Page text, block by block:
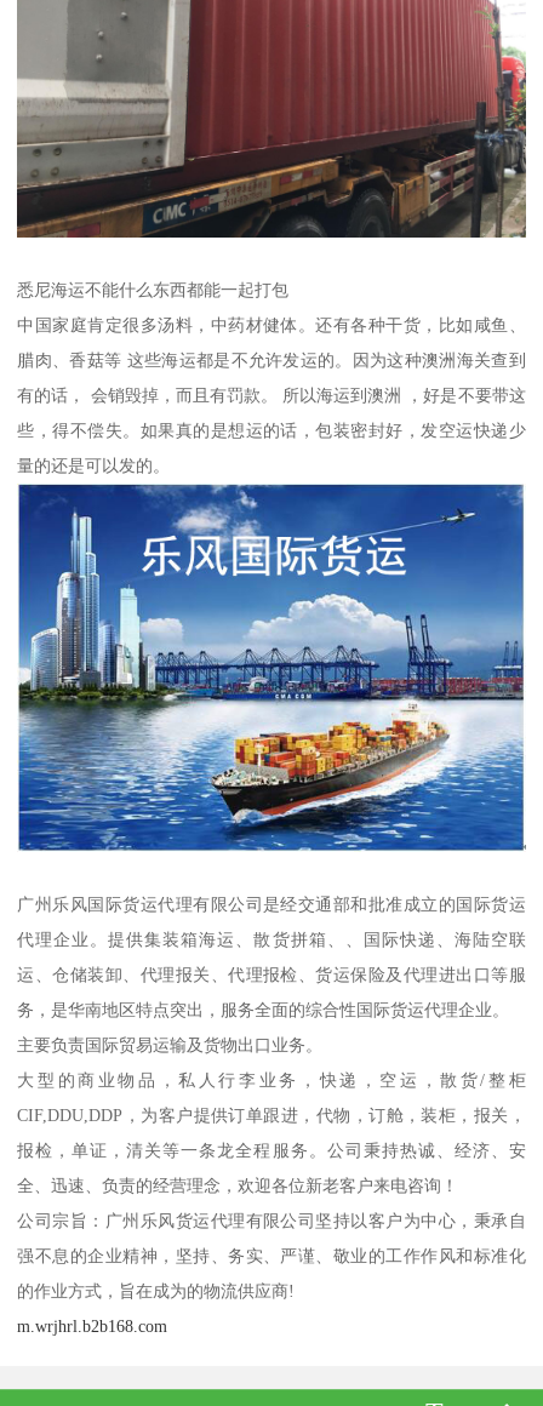
悉尼海运不能什么东西都能一起打包
中国家庭肯定很多汤料，中药材健体。还有各种干货，比如咸鱼、
腊肉、香菇等 这些海运都是不允许发运的。因为这种澳洲海关查到
有的话， 会销毁掉，而且有罚款。 所以海运到澳洲 ，好是不要带这
些，得不偿失。如果真的是想运的话，包装密封好，发空运快递少
量的还是可以发的。
广州乐风国际货运代理有限公司是经交通部和批准成立的国际货运
代理企业。提供集装箱海运、散货拼箱、、国际快递、海陆空联
运、仓储装卸、代理报关、代理报检、货运保险及代理进出口等服
务，是华南地区特点突出，服务全面的综合性国际货运代理企业。
主要负责国际贸易运输及货物出口业务。
大型的商业物品，私人行李业务，快递，空运，散货/整柜
CIF,DDU,DDP，为客户提供订单跟进，代物，订舱，装柜，报关，
报检，单证，清关等一条龙全程服务。公司秉持热诚、经济、安
全、迅速、负责的经营理念，欢迎各位新老客户来电咨询！
公司宗旨：广州乐风货运代理有限公司坚持以客户为中心，秉承自
强不息的企业精神，坚持、务实、严谨、敬业的工作作风和标准化
的作业方式，旨在成为的物流供应商!
m.wrjhrl.b2b168.com